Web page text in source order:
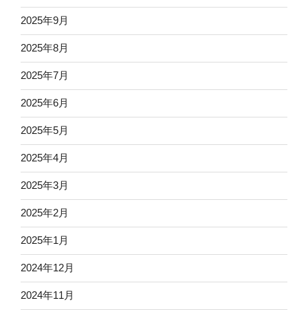
2025年9月
2025年8月
2025年7月
2025年6月
2025年5月
2025年4月
2025年3月
2025年2月
2025年1月
2024年12月
2024年11月